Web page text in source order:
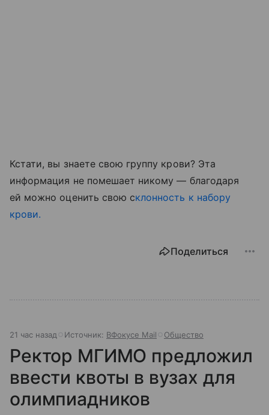
Кстати, вы знаете свою группу крови? Эта
информация не помешает никому — благодаря
ей можно оценить свою склонность к набору
крови.
Поделиться
21 час назад Источник: ВФокусе Mail Общество
Ректор МГИМО предложил
ввести квоты в вузах для
олимпиадников